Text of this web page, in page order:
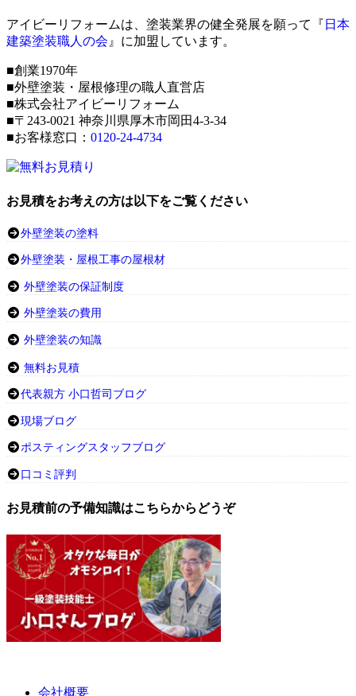
アイビーリフォームは、塗装業界の健全発展を願って『 日本
建築塗装職人の会 』に加盟しています。
■創業1970年
■外壁塗装・屋根修理の職人直営店
■株式会社アイビーリフォーム
■〒243-0021 神奈川県厚木市岡田4-3-34
■お客様窓口： 0120-24-4734
お見積をお考えの方は以下をご覧ください
外壁塗装の塗料
外壁塗装・屋根工事の屋根材
外壁塗装の保証制度
外壁塗装の費用
外壁塗装の知識
無料お見積
代表親方 小口哲司ブログ
現場ブログ
ポスティングスタッフブログ
口コミ評判
お見積前の予備知識はこちらからどうぞ
会社概要